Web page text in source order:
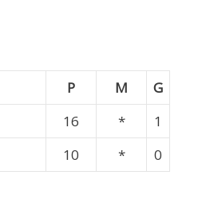
P M
G
16 *
1
10 * 0